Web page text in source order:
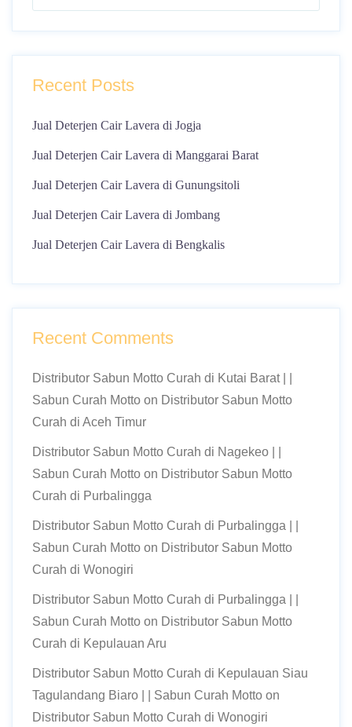
Recent Posts
Jual Deterjen Cair Lavera di Jogja
Jual Deterjen Cair Lavera di Manggarai Barat
Jual Deterjen Cair Lavera di Gunungsitoli
Jual Deterjen Cair Lavera di Jombang
Jual Deterjen Cair Lavera di Bengkalis
Recent Comments
Distributor Sabun Motto Curah di Kutai Barat | |
Sabun Curah Motto on Distributor Sabun Motto
Curah di Aceh Timur
Distributor Sabun Motto Curah di Nagekeo | |
Sabun Curah Motto on Distributor Sabun Motto
Curah di Purbalingga
Distributor Sabun Motto Curah di Purbalingga | |
Sabun Curah Motto on Distributor Sabun Motto
Curah di Wonogiri
Distributor Sabun Motto Curah di Purbalingga | |
Sabun Curah Motto on Distributor Sabun Motto
Curah di Kepulauan Aru
Distributor Sabun Motto Curah di Kepulauan Siau
Tagulandang Biaro | | Sabun Curah Motto on
Distributor Sabun Motto Curah di Wonogiri